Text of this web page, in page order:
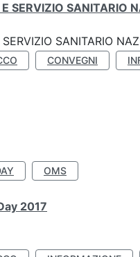
SERVIZIO SANITARIO
SANITARIO
CONVEGNI
OMS
2017